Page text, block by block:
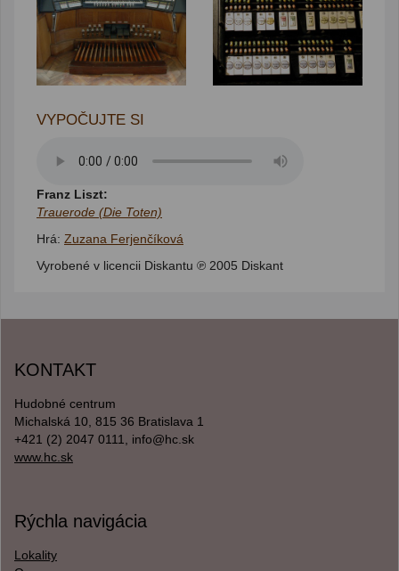
VYPOČUJTE SI
Franz Liszt:
Trauerode (Die Toten)
Hrá: Zuzana Ferjenčíková
Vyrobené v licencii Diskantu ℗ 2005 Diskant
KONTAKT
Hudobné centrum
Michalská 10, 815 36 Bratislava 1
+421 (2) 2047 0111, info@hc.sk
www.hc.sk
Rýchla navigácia
Lokality